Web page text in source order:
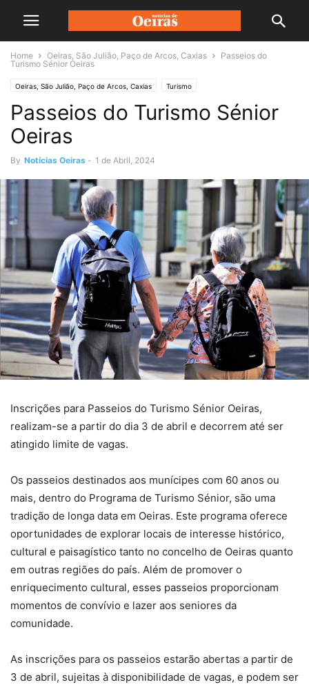
Home Oeiras, São Julião, Paço de Arcos, Caxias
Passeios do
Turismo Sénior Oeiras
Oeiras, São Julião, Paço de Arcos, Caxias Turismo
Passeios do Turismo Sénior
Oeiras
By Notícias Oeiras - 1 de Abril, 2024
Inscrições para Passeios do Turismo Sénior Oeiras,
realizam-se a partir do dia 3 de abril e decorrem até ser
atingido limite de vagas.
Os passeios destinados aos munícipes com 60 anos ou
mais, dentro do Programa de Turismo Sénior, são uma
tradição de longa data em Oeiras. Este programa oferece
oportunidades de explorar locais de interesse histórico,
cultural e paisagístico tanto no concelho de Oeiras quanto
em outras regiões do país. Além de promover o
enriquecimento cultural, esses passeios proporcionam
momentos de convívio e lazer aos seniores da
comunidade.
As inscrições para os passeios estarão abertas a partir de
3 de abril, sujeitas à disponibilidade de vagas, e podem ser